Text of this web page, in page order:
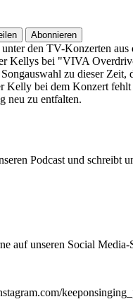
Abonnieren
den TV-Konzerten aus
Kellys bei "VIVA
zu dieser Zeit,
Kelly bei dem Konzert fehlt
neu zu entfalten.
Podcast und schreibt
auf unseren Social Media-